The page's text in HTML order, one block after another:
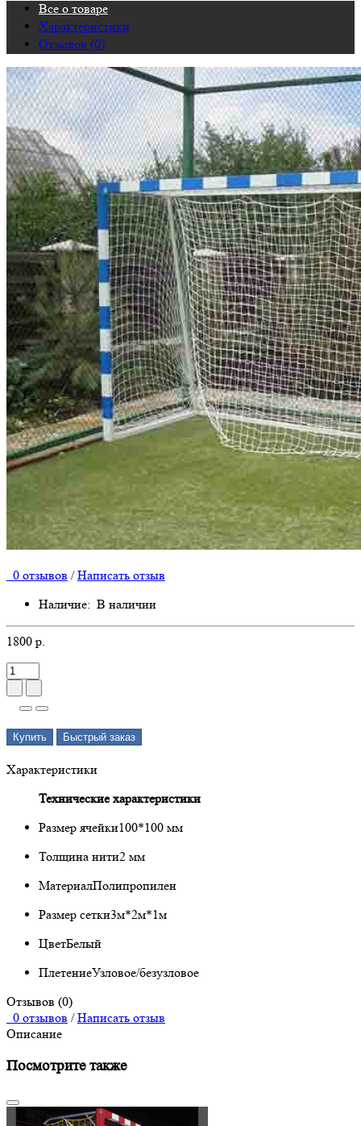
Все о товаре
Характеристики
Отзывов (0)
0 отзывов / Написать отзыв
Наличие: В наличии
1800 р.
Купить Быстрый заказ
Характеристики
Технические характеристики
Размер ячейки100*100 мм
Толщина нити2 мм
МатериалПолипропилен
Размер сетки3м*2м*1м
ЦветБелый
ПлетениеУзловое/безузловое
Отзывов (0)
0 отзывов / Написать отзыв
Описание
Посмотрите также